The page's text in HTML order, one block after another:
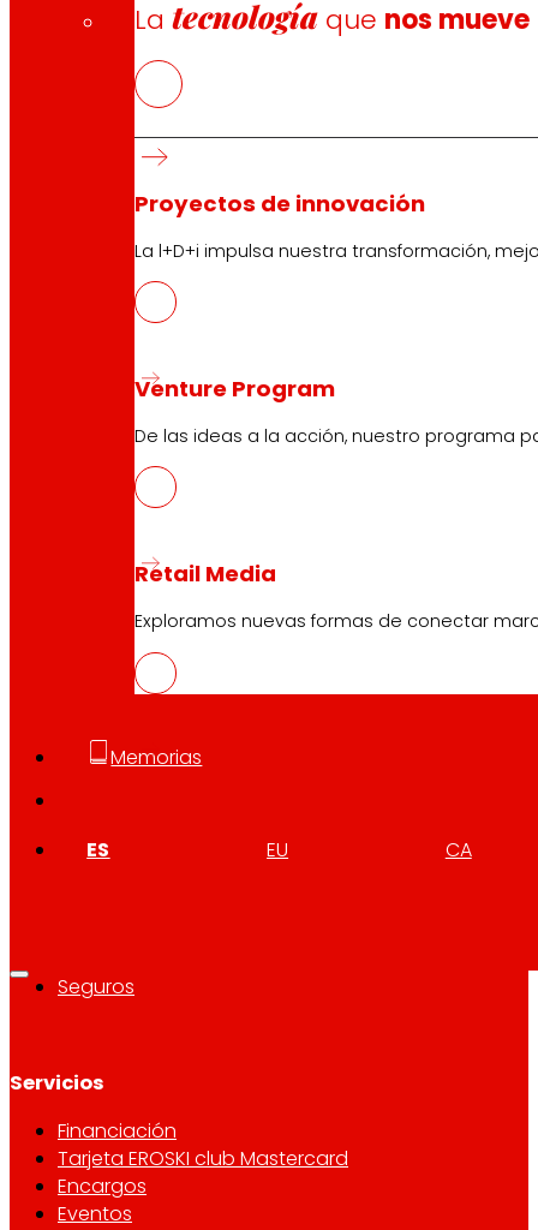
Latecnología que nos mueve
Proyectos de innovación
La l+D+i impulsa nuestra transformación,
Venture Program
De las ideas a la acción, nuestro programa
Retail Media
Exploramos nuevas formas de conectar
Memorias
ES EU CA
Atención al cliente:944 943 444. De lunes a sábado
EROSKI Corporativo
Compromisos
Inversores
Innovación
Tiendas EROSKI
Apertura en festivos
Seguros
Servicios
Financiación
Tarjeta EROSKI club Mastercard
Encargos
Eventos